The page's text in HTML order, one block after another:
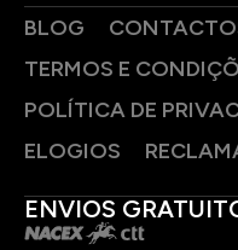
BLOG
TERMOS E
POLÍTICA DE
ELOGIOS
ENVIOS